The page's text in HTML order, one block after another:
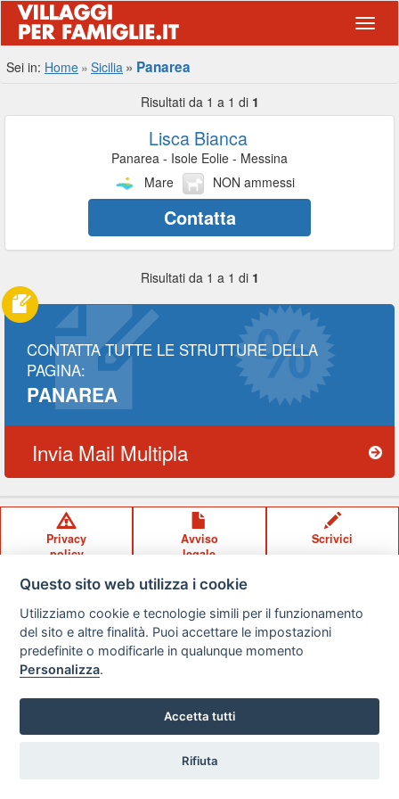
Sei in: Home Sicilia Panarea
Risultati da 1 a 1 di 1
Lisca Bianca
Panarea - Isole Eolie - Messina
Mare
NON ammessi
Contatta
Risultati da 1 a 1 di 1
CONTATTA TUTTE LE STRUTTURE DELLA
PAGINA:
PANAREA
Invia Mail Multipla
Privacy
policy
Avviso
legale
Scrivici
Preferenze cookie
Copyright © 2008
SVILUPPO TURISMO ITALIA S.r.L. unipersonale
P.IVA: 01665350433 - R.E.A. FM-195884 Via A. Costa, 2
63822 Porto San Giorgio (FM)
Questo sito web utilizza i cookie
Utilizziamo cookie e tecnologie simili per il funzionamento
del sito e altre finalità. Puoi accettare le impostazioni
predefinite o modificarle in qualunque momento
Personalizza.
Accetta tutti
Rifiuta